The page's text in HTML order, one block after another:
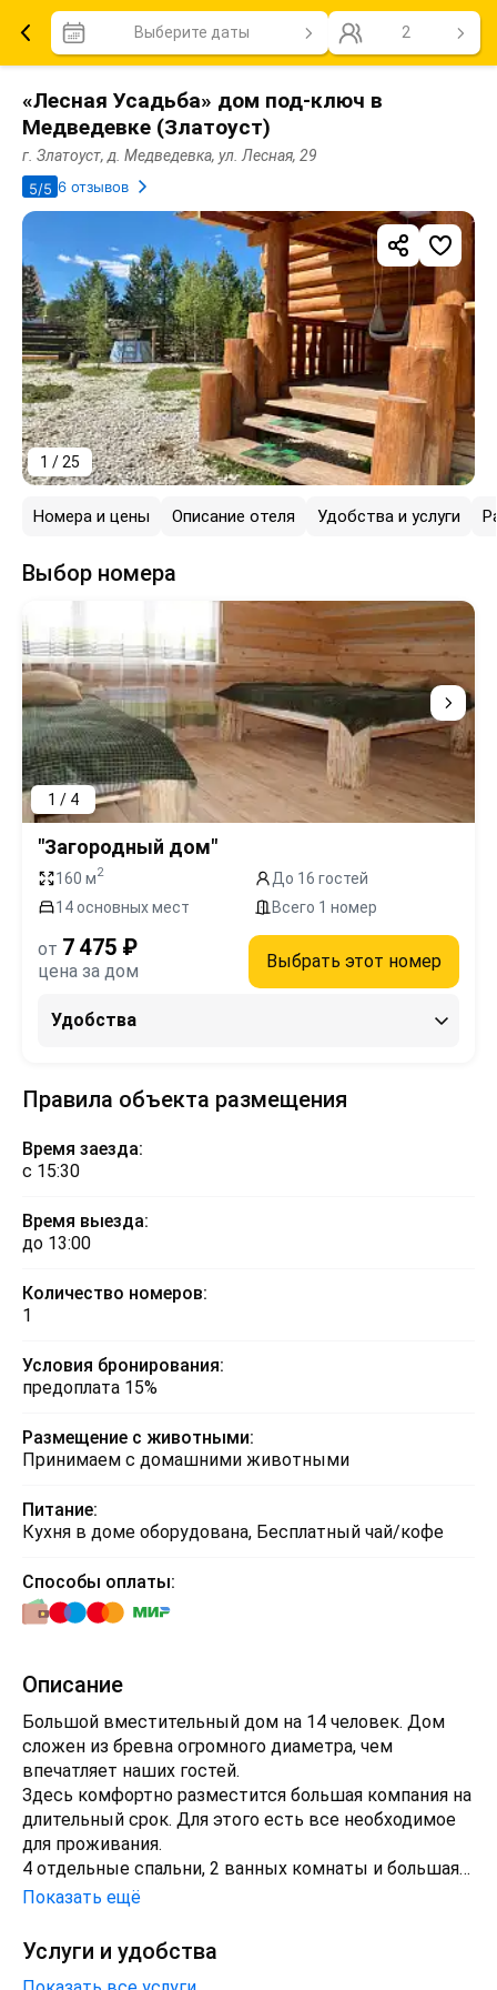
Выберите даты 2
«Лесная Усадьба» дом под-ключ в
Медведевке (Златоуст)
г. Златоуст, д. Медведевка, ул. Лесная, 29
5/5 6 отзывов
1 / 25
Номера и цены Описание отеля Удобства и услуги
Выбор номера
1 / 4
"Загородный дом"
160 м2
До 16 гостей
14 основных мест
Всего 1 номер
от 7 475 ₽
цена за дом Выбрать этот номер
Удобства
Правила объекта размещения
Время заезда:
с 15:30
Время выезда:
до 13:00
Количество номеров:
1
Условия бронирования:
предоплата 15%
Размещение с животными:
Принимаем с домашними животными
Питание:
Кухня в доме оборудована, Бесплатный чай/кофе
Способы оплаты:
Описание
Большой вместительный дом на 14 человек. Дом
сложен из бревна огромного диаметра, чем
впечатляет наших гостей.
Здесь комфортно разместится большая компания на
длительный срок. Для этого есть все необходимое
для проживания.
4 отдельные спальни, 2 ванных комнаты и большая
гостиная позволяют с комфортом и удобством
Кухонная зона оборудована всем необходимым для
приготовления и употребления пищи.
Показать ещё
Услуги и удобства